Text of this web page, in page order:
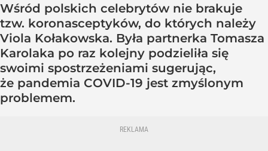
Wśród polskich celebrytów nie brakuje
tzw. koronasceptyków, do których należy
Viola Kołakowska. Była partnerka Tomasza
Karolaka po raz kolejny podzieliła się
swoimi spostrzeżeniami sugerując,
że pandemia COVID-19 jest zmyślonym
problemem.